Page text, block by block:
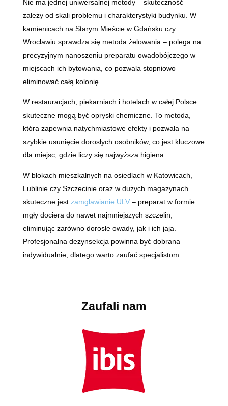
Nie ma jednej uniwersalnej metody – skuteczność
zależy od skali problemu i charakterystyki budynku. W
kamienicach na Starym Mieście w Gdańsku czy
Wrocławiu sprawdza się metoda żelowania – polega na
precyzyjnym nanoszeniu preparatu owadobójczego w
miejscach ich bytowania, co pozwala stopniowo
eliminować całą kolonię.
W restauracjach, piekarniach i hotelach w całej Polsce
skuteczne mogą być opryski chemiczne. To metoda,
która zapewnia natychmiastowe efekty i pozwala na
szybkie usunięcie dorosłych osobników, co jest kluczowe
dla miejsc, gdzie liczy się najwyższa higiena.
W blokach mieszkalnych na osiedlach w Katowicach,
Lublinie czy Szczecinie oraz w dużych magazynach
skuteczne jest zamgławianie ULV– preparat w formie
mgły dociera do nawet najmniejszych szczelin,
eliminując zarówno dorosłe owady, jak i ich jaja.
Profesjonalna dezynsekcja powinna być dobrana
indywidualnie, dlatego warto zaufać specjalistom.
Zaufali nam